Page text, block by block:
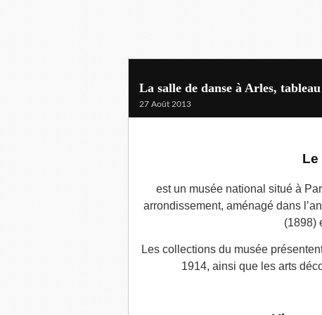
La salle de danse à Arles,
27 Août 2013
Le
est un musée national situé à
arrondissement, aménagé dans
(1898)
Les collections du musée
1914, ainsi que les arts